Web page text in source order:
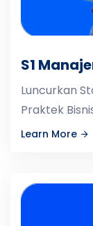
S1
Luncurkan
Praktek
Learn More